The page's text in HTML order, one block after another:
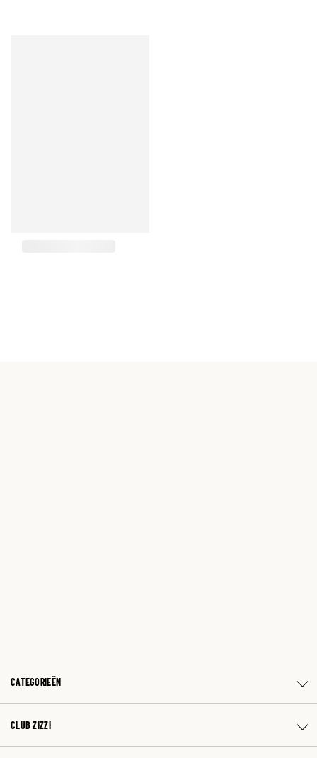
CATEGORIEËN
CLUB ZIZZI